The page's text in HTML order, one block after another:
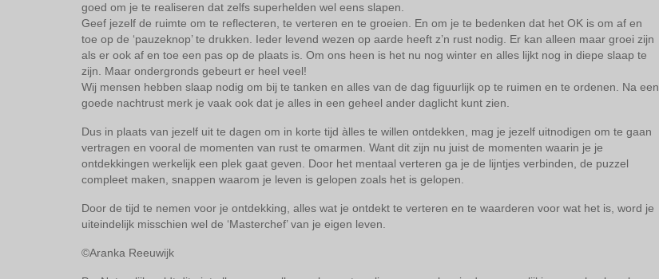
goed om je te realiseren dat zelfs superhelden wel eens slapen.
Geef jezelf de ruimte om te reflecteren, te verteren en te groeien. En om je te bedenken dat het OK is om af en
toe op de ‘pauzeknop’ te drukken. Ieder levend wezen op aarde heeft z’n rust nodig. Er kan alleen maar groei zijn
als er ook af en toe een pas op de plaats is. Om ons heen is het nu nog winter en alles lijkt nog in diepe slaap te
zijn. Maar ondergronds gebeurt er heel veel!
Wij mensen hebben slaap nodig om bij te tanken en alles van de dag figuurlijk op te ruimen en te ordenen. Na een
goede nachtrust merk je vaak ook dat je alles in een geheel ander daglicht kunt zien.
Dus in plaats van jezelf uit te dagen om in korte tijd àlles te willen ontdekken, mag je jezelf uitnodigen om te gaan
vertragen en vooral de momenten van rust te omarmen. Want dit zijn nu juist de momenten waarin je je
ontdekkingen werkelijk een plek gaat geven. Door het mentaal verteren ga je de lijntjes verbinden, de puzzel
compleet maken, snappen waarom je leven is gelopen zoals het is gelopen.
Door de tijd te nemen voor je ontdekking, alles wat je ontdekt te verteren en te waarderen voor wat het is, word je
uiteindelijk misschien wel de ‘Masterchef’ van je eigen leven.
©Aranka Reeuwijk